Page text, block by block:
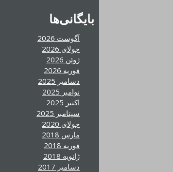
بایگانی‌ها
آگوست 2026
جولای 2026
ژوئن 2026
فوریه 2026
دسامبر 2025
نوامبر 2025
اکتبر 2025
سپتامبر 2025
جولای 2020
مارس 2018
فوریه 2018
ژانویه 2018
دسامبر 2017